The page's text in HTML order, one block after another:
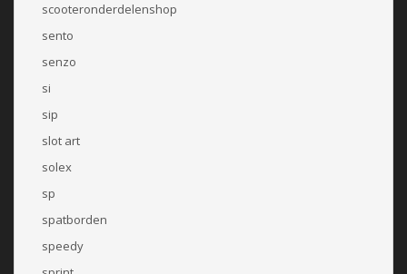
scooteronderdelenshop
sento
senzo
si
sip
slot art
solex
sp
spatborden
speedy